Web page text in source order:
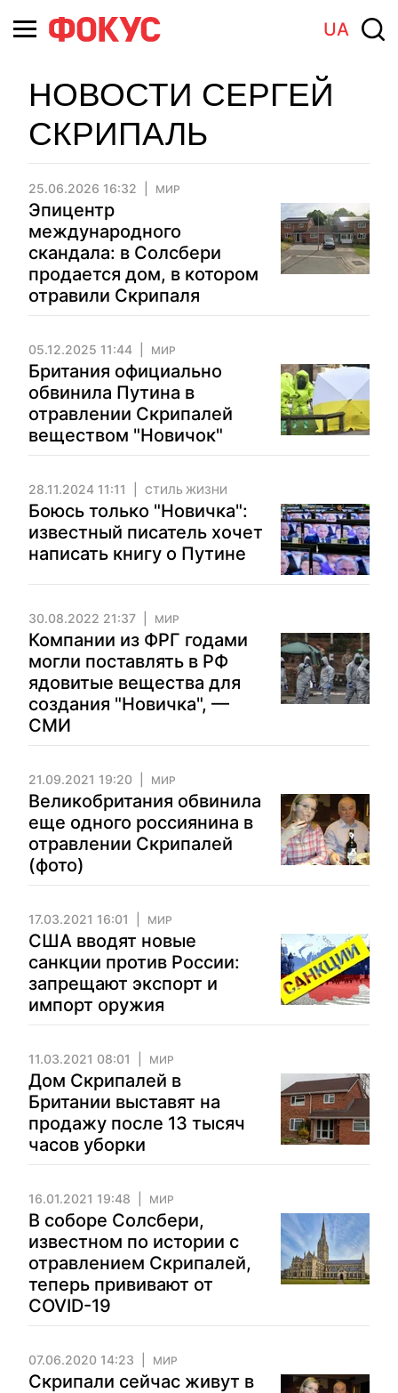
UA
НОВОСТИ СЕРГЕЙ
СКРИПАЛЬ
25.06.2026 16:32 МИР
Эпицентр
международного
скандала: в Солсбери
продается дом, в котором
отравили Скрипаля
05.12.2025 11:44 МИР
Британия официально
обвинила Путина в
отравлении Скрипалей
веществом "Новичок"
28.11.2024 11:11 СТИЛЬ ЖИЗНИ
Боюсь только "Новичка":
известный писатель хочет
написать книгу о Путине
30.08.2022 21:37 МИР
Компании из ФРГ годами
могли поставлять в РФ
ядовитые вещества для
создания "Новичка", —
СМИ
21.09.2021 19:20 МИР
Великобритания обвинила
еще одного россиянина в
отравлении Скрипалей
(фото)
17.03.2021 16:01 МИР
США вводят новые
санкции против России:
запрещают экспорт и
импорт оружия
11.03.2021 08:01 МИР
Дом Скрипалей в
Британии выставят на
продажу после 13 тысяч
часов уборки
16.01.2021 19:48 МИР
В соборе Солсбери,
известном по истории с
отравлением Скрипалей,
теперь прививают от
COVID-19
07.06.2020 14:23 МИР
Скрипали сейчас живут в